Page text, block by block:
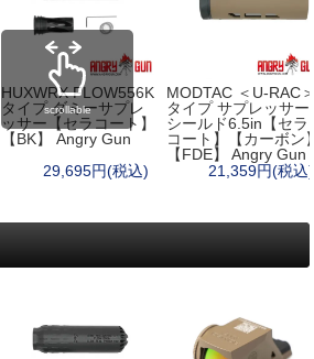
HUXWRX FLOW556K
タイプ ダミーサプレ
ッサー【セラコート】
【BK】 Angry Gun
29,695円(税込)
MODTAC ＜U-RAC
タイプ サプレッサー
シールド6.5in【セラ
コート】【カーボン
【FDE】 Angry Gun
21,359円(税込)
scrollable